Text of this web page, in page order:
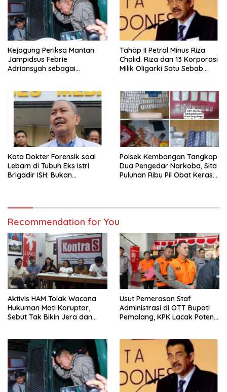
Kejagung Periksa Mantan
Jampidsus Febrie
Adriansyah sebagai
Tahap II Petral Minus Riza
Chalid: Riza dan 13 Korporasi
Milik Oligarki Satu Sebab
Kata Dokter Forensik soal
Lebam di Tubuh Eks Istri
Brigadir ISH: Bukan
Polsek Kembangan Tangkap
Dua Pengedar Narkoba, Sita
Puluhan Ribu Pil Obat Keras
Recommendation for You
Aktivis HAM Tolak Wacana
Hukuman Mati Koruptor,
Sebut Tak Bikin Jera dan
Usut Pemerasan Staf
Administrasi di OTT Bupati
Pemalang, KPK Lacak Potensi